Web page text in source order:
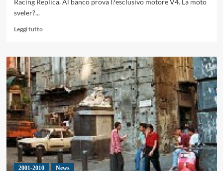
Racing Replica. Al banco prova l?esclusivo motore V4. La moto
sveler?...
Leggi tuttoLeggi
su
IL
MOTORE
DELLA
DESMOSEDICI
RR
AL
BANCO
DI
PROVA
2001-2010 News